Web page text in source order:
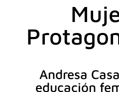
Andresa
educación